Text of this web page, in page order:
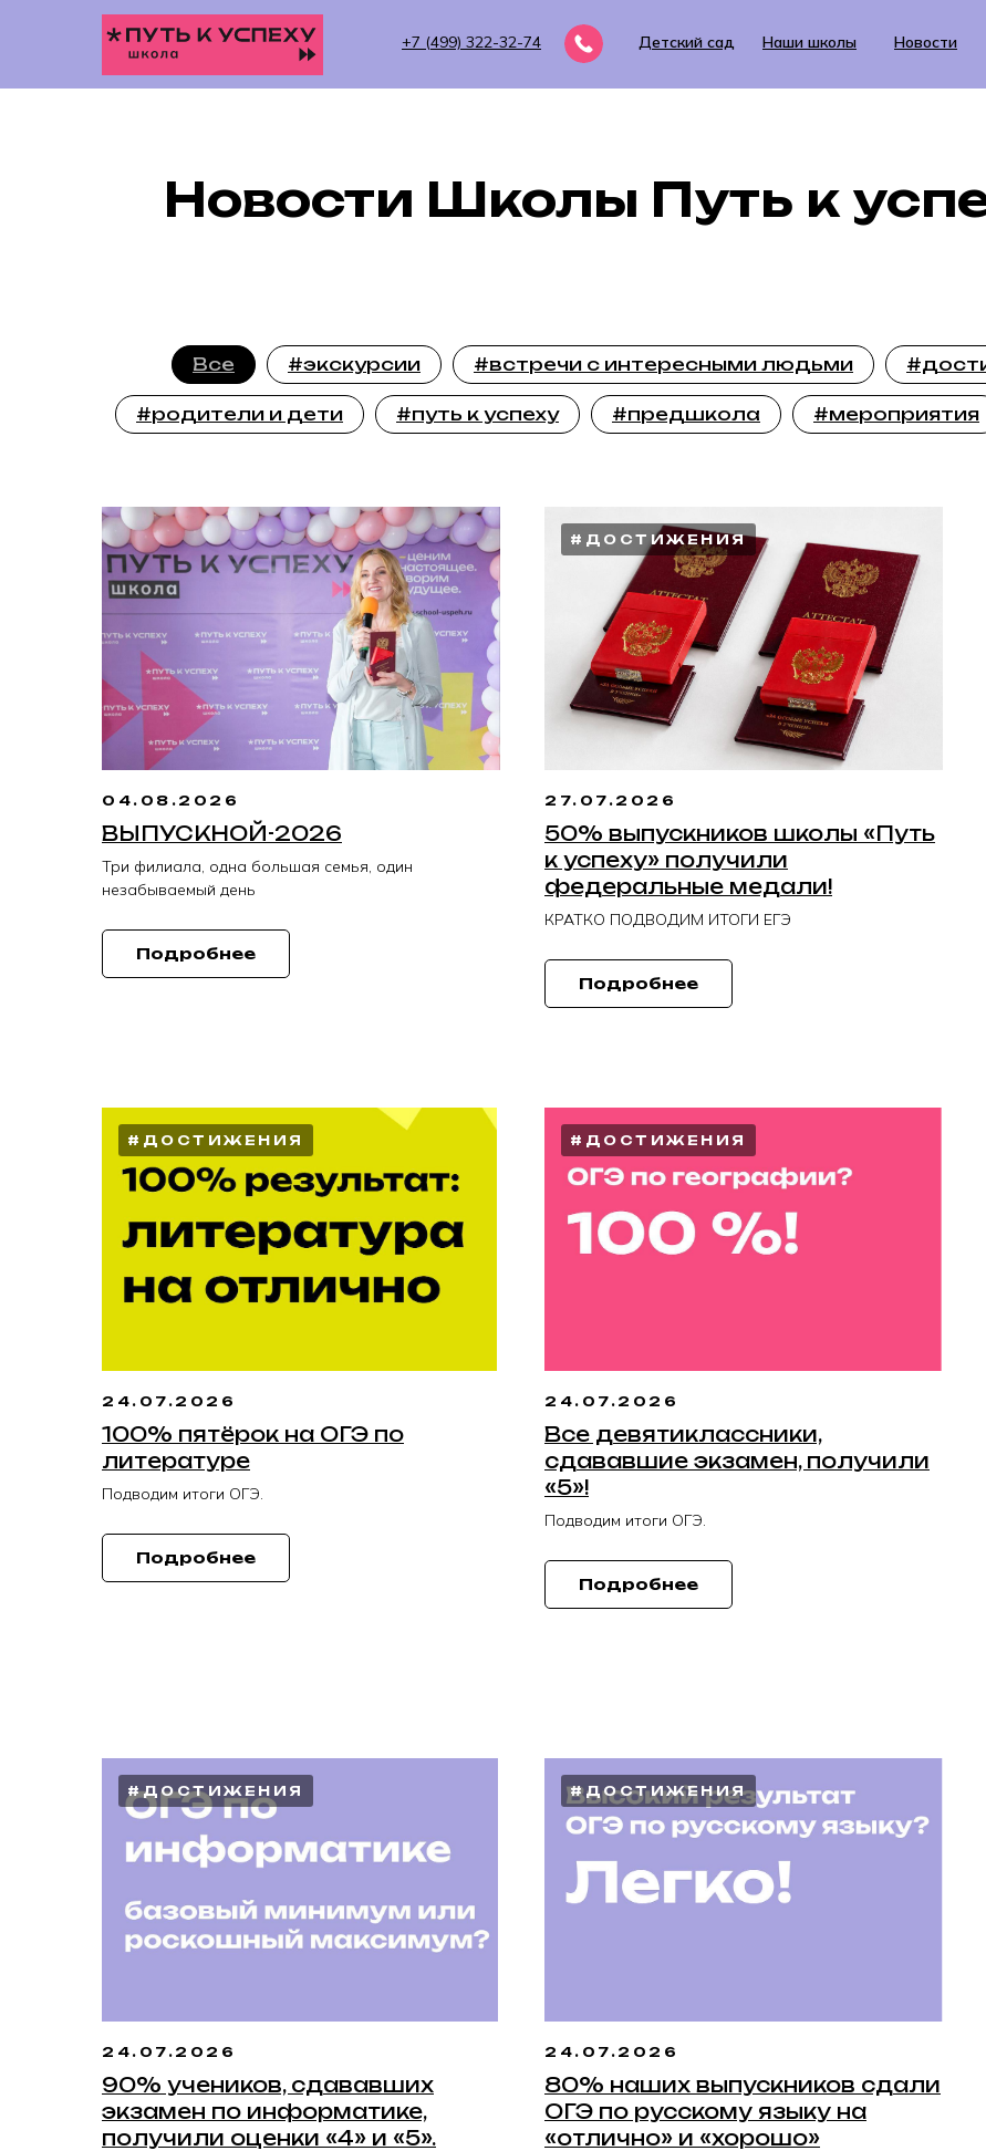
+7 (499) 322-32-74 Детский сад Новости
Наши школы
Новости Школы Путь к
Все #экскурсии #встречи с интересными людьми
#родители и дети #путь к успеху #предшкола #мероприятия
04.08.2026
ВЫПУСКНОЙ-2026
Три филиала, одна большая семья, один
незабываемый день
Подробнее
#ДОСТИЖЕНИЯ
27.07.2026
50% выпускников школы «Путь
к успеху» получили
федеральные медали!
КРАТКО ПОДВОДИМ ИТОГИ ЕГЭ
Подробнее
#ДОСТИЖЕНИЯ
24.07.2026
100% пятёрок на ОГЭ по
литературе
Подводим итоги ОГЭ.
Подробнее
#ДОСТИЖЕНИЯ
24.07.2026
Все девятиклассники,
сдававшие экзамен, получили
«5»!
Подводим итоги ОГЭ.
Подробнее
#ДОСТИЖЕНИЯ
24.07.2026
90% учеников, сдававших
экзамен по информатике,
получили оценки «4» и «5».
#ДОСТИЖЕНИЯ
24.07.2026
80% наших выпускников сдали
ОГЭ по русскому языку на
«отлично» и «хорошо»